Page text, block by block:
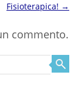
Fisioterapica! →
commento.